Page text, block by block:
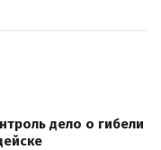
дело о гибели